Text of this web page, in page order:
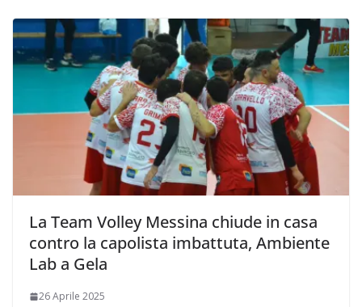
La Team Volley Messina chiude in casa
contro la capolista imbattuta, Ambiente
Lab a Gela
26 Aprile 2025